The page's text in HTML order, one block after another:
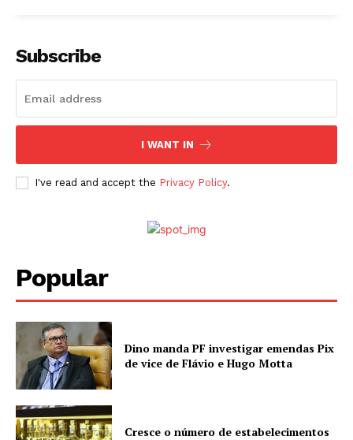
Subscribe
I WANT IN
I've read and accept the Privacy Policy.
Popular
Dino manda PF investigar emendas Pix
de vice de Flávio e Hugo Motta
Cresce o número de estabelecimentos